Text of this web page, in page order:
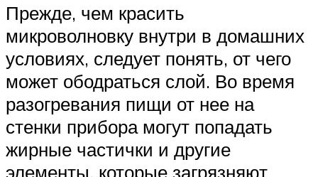
Прежде, чем красить
микроволновку внутри в домашних
условиях, следует понять, от чего
может ободраться слой. Во время
разогревания пищи от нее на
стенки прибора могут попадать
жирные частички и другие
элементы, которые загрязняют